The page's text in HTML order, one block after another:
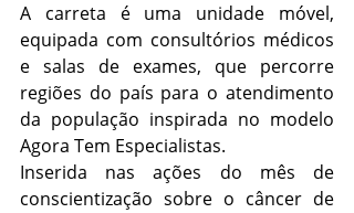
A carreta é uma unidade móvel,
equipada com consultórios médicos
e salas de exames, que percorre
regiões do país para o atendimento
da população inspirada no modelo
Agora Tem Especialistas.
Inserida nas ações do mês de
conscientização sobre o câncer de